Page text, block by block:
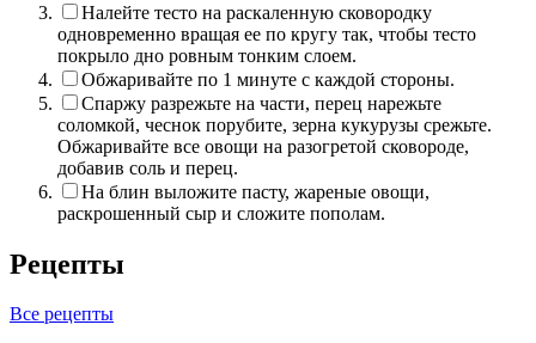
Налейте тесто на раскаленную сковородку
одновременно вращая ее по кругу так, чтобы тесто
покрыло дно ровным тонким слоем.
Обжаривайте по 1 минуте с каждой стороны.
Спаржу разрежьте на части, перец нарежьте
соломкой, чеснок порубите, зерна кукурузы срежьте.
Обжаривайте все овощи на разогретой сковороде,
добавив соль и перец.
На блин выложите пасту, жареные овощи,
раскрошенный сыр и сложите пополам.
Рецепты
Все рецепты